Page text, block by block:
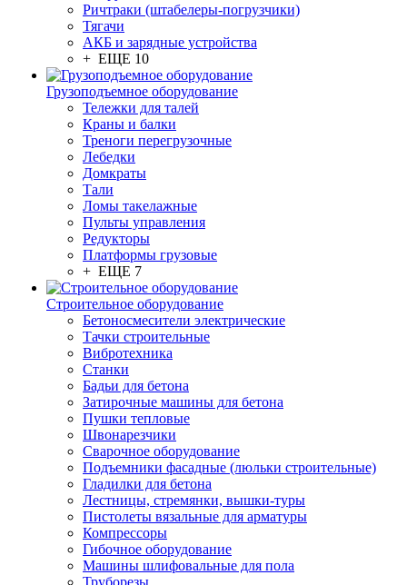
Ричтраки (штабелеры-погрузчики)
Тягачи
АКБ и зарядные устройства
+ ЕЩЕ 10
Грузоподъемное оборудование
Тележки для талей
Краны и балки
Треноги перегрузочные
Лебедки
Домкраты
Тали
Ломы такелажные
Пульты управления
Редукторы
Платформы грузовые
+ ЕЩЕ 7
Строительное оборудование
Бетоносмесители электрические
Тачки строительные
Вибротехника
Станки
Бадьи для бетона
Затирочные машины для бетона
Пушки тепловые
Швонарезчики
Сварочное оборудование
Подъемники фасадные (люльки строительные)
Гладилки для бетона
Лестницы, стремянки, вышки-туры
Пистолеты вязальные для арматуры
Компрессоры
Гибочное оборудование
Машины шлифовальные для пола
Труборезы